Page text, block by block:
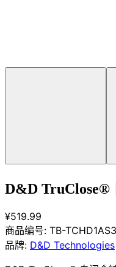
D&D TruClose®
¥519.99
商品编号: TB-
品牌: D&D Technologies